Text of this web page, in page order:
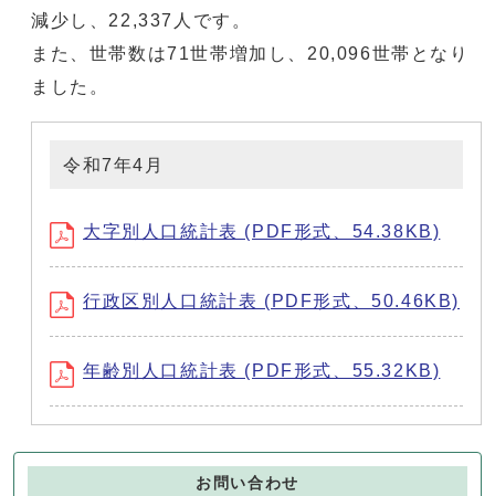
減少し、22,337人です。
また、世帯数は71世帯増加し、20,096世帯となり
ました。
令和7年4月
大字別人口統計表 (PDF形式、54.38KB)
行政区別人口統計表 (PDF形式、50.46KB)
年齢別人口統計表 (PDF形式、55.32KB)
お問い合わせ